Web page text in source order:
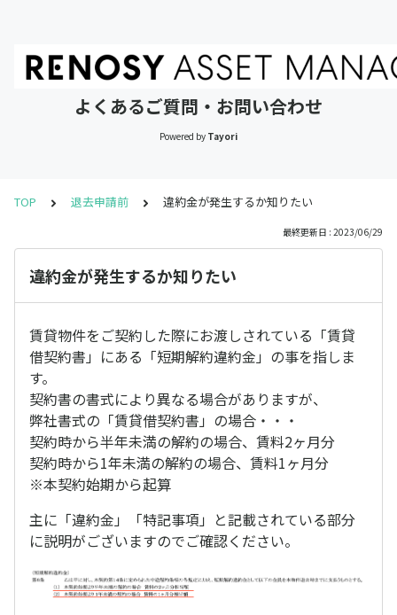
よくあるご質問・お問い合わせ
Powered by Tayori
TOP 退去申請前 違約金が発生するか知りたい
最終更新日 : 2023/06/29
違約金が発生するか知りたい
賃貸物件をご契約した際にお渡しされている「賃貸
借契約書」にある「短期解約違約金」の事を指しま
す。
契約書の書式により異なる場合がありますが、
弊社書式の「賃貸借契約書」の場合・・・
契約時から半年未満の解約の場合、賃料2ヶ月分
契約時から1年未満の解約の場合、賃料1ヶ月分
※本契約始期から起算
主に「違約金」「特記事項」と記載されている部分
に説明がございますのでご確認ください。